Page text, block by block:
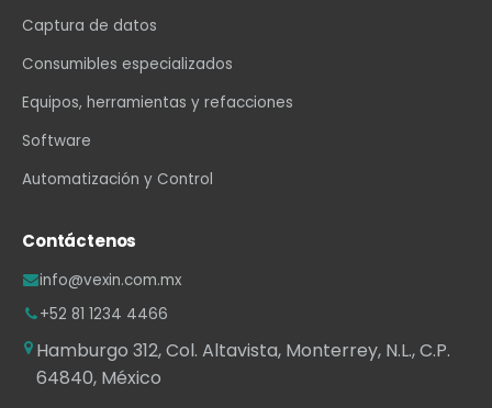
Captura de datos
Consumibles especializados
Equipos, herramientas y refacciones
Software
Automatización y Control
Contáctenos
info@vexin.com.mx
+52 81 1234 4466
Hamburgo 312, Col. Altavista, Monterrey, N.L., C.P.
64840, México